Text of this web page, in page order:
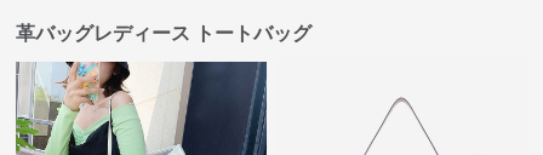
革バッグレディース トートバッグ